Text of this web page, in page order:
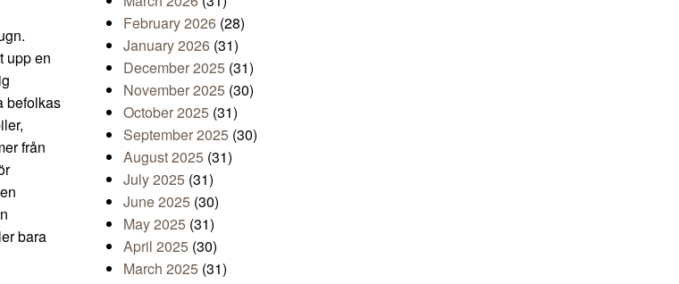
upp en
befolkas
från
bara
February 2026 (28)
January 2026 (31)
December 2025 (31)
November 2025 (30)
October 2025 (31)
September 2025 (30)
August 2025 (31)
July 2025 (31)
June 2025 (30)
May 2025 (31)
April 2025 (30)
March 2025 (31)